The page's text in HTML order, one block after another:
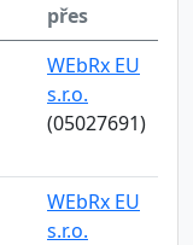
přes
WEbRx EU
s.r.o.
(05027691)
WEbRx EU
s.r.o.